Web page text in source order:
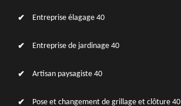
Entreprise élagage 40
Entreprise de jardinage 40
Artisan paysagiste 40
Pose et changement de grillage et clôture 40